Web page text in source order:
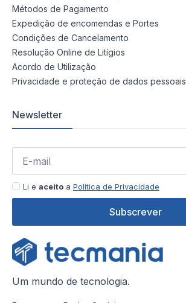
Métodos de Pagamento
Expedição de encomendas e Portes
Condições de Cancelamento
Resolução Online de Litígios
Acordo de Utilização
Privacidade e proteção de dados pessoais
Newsletter
Li e aceito a Política de Privacidade
Subscrever
Um mundo de tecnologia.